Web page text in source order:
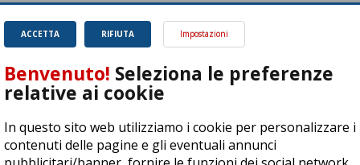
SQUASH.it: Il punto di riferimento quotidiano per tutti gli amanti di questo
magnifico sport.
Leggi
RIFIUTA
ACCETTA Impostazioni
Benvenuto! Seleziona le preferenze
relative ai cookie
In questo sito web utilizziamo i cookie per personalizzare i
contenuti delle pagine e gli eventuali annunci
ASD Let's Sport - Via T. Olivelli 3, 25014 Castenedolo (BS) - P. Iva:
04278030988